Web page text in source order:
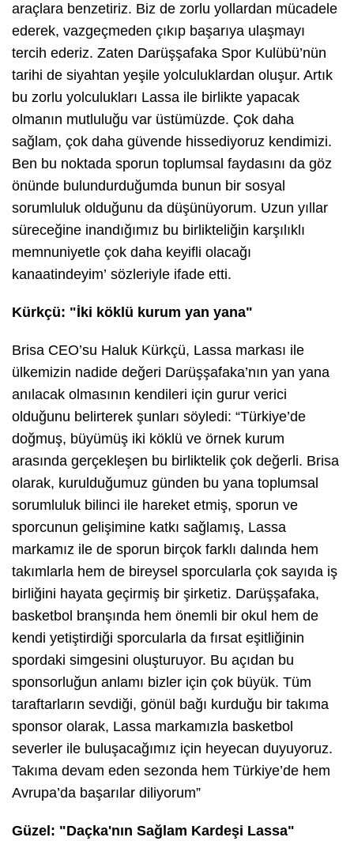
araçlara benzetiriz. Biz de zorlu yollardan mücadele
ederek, vazgeçmeden çıkıp başarıya ulaşmayı
tercih ederiz. Zaten Darüşşafaka Spor Kulübü’nün
tarihi de siyahtan yeşile yolculuklardan oluşur. Artık
bu zorlu yolculukları Lassa ile birlikte yapacak
olmanın mutluluğu var üstümüzde. Çok daha
sağlam, çok daha güvende hissediyoruz kendimizi.
Ben bu noktada sporun toplumsal faydasını da göz
önünde bulundurduğumda bunun bir sosyal
sorumluluk olduğunu da düşünüyorum. Uzun yıllar
süreceğine inandığımız bu birlikteliğin karşılıklı
memnuniyetle çok daha keyifli olacağı
kanaatindeyim’ sözleriyle ifade etti.
Kürkçü: "İki köklü kurum yan yana"
Brisa CEO’su Haluk Kürkçü, Lassa markası ile
ülkemizin nadide değeri Darüşşafaka’nın yan yana
anılacak olmasının kendileri için gurur verici
olduğunu belirterek şunları söyledi: “Türkiye’de
doğmuş, büyümüş iki köklü ve örnek kurum
arasında gerçekleşen bu birliktelik çok değerli. Brisa
olarak, kurulduğumuz günden bu yana toplumsal
sorumluluk bilinci ile hareket etmiş, sporun ve
sporcunun gelişimine katkı sağlamış, Lassa
markamız ile de sporun birçok farklı dalında hem
takımlarla hem de bireysel sporcularla çok sayıda iş
birliğini hayata geçirmiş bir şirketiz. Darüşşafaka,
basketbol branşında hem önemli bir okul hem de
kendi yetiştirdiği sporcularla da fırsat eşitliğinin
spordaki simgesini oluşturuyor. Bu açıdan bu
sponsorluğun anlamı bizler için çok büyük. Tüm
taraftarların sevdiği, gönül bağı kurduğu bir takıma
sponsor olarak, Lassa markamızla basketbol
severler ile buluşacağımız için heyecan duyuyoruz.
Takıma devam eden sezonda hem Türkiye’de hem
Avrupa’da başarılar diliyorum”
Güzel: "Daçka'nın Sağlam Kardeşi Lassa"